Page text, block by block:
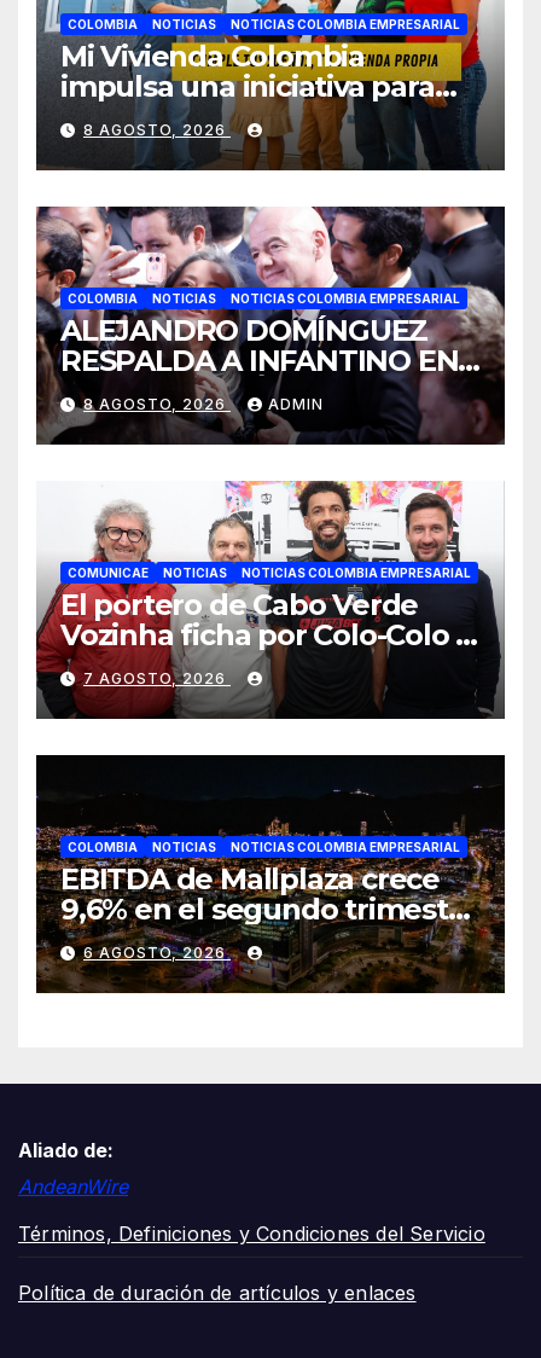
COLOMBIA NOTICIAS NOTICIAS COLOMBIA EMPRESARIAL
Mi Vivienda Colombia
impulsa una iniciativa para
facilitar el acceso a la
vivienda de familias
colombianas
8 AGOSTO, 2026
COLOMBIA NOTICIAS NOTICIAS COLOMBIA EMPRESARIAL
ALEJANDRO DOMÍNGUEZ
RESPALDA A INFANTINO EN
CALI: «ES EL LÍDER DE LA
TRANSFORMACIÓN DEL
FÚTBOL»
8 AGOSTO, 2026 ADMIN
COMUNICAE NOTICIAS NOTICIAS COLOMBIA EMPRESARIAL
El portero de Cabo Verde
Vozinha ficha por Colo-Colo y
JETOUR respalda su nueva
etapa
7 AGOSTO, 2026
COLOMBIA NOTICIAS NOTICIAS COLOMBIA EMPRESARIAL
EBITDA de Mallplaza crece
9,6% en el segundo trimestre
mientras avanza en su plan
de crecimiento en Colombia
6 AGOSTO, 2026
Aliado de:
AndeanWire
Términos, Definiciones y Condiciones del Servicio
Política de duración de artículos y enlaces